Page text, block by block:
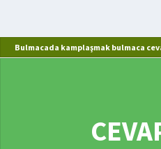
Bulmacada kamplaşmak bulmaca